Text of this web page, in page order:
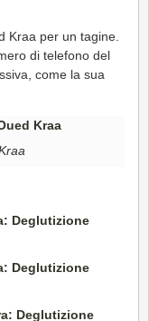
Kraa per un tagine.
di telefono del
come la sua